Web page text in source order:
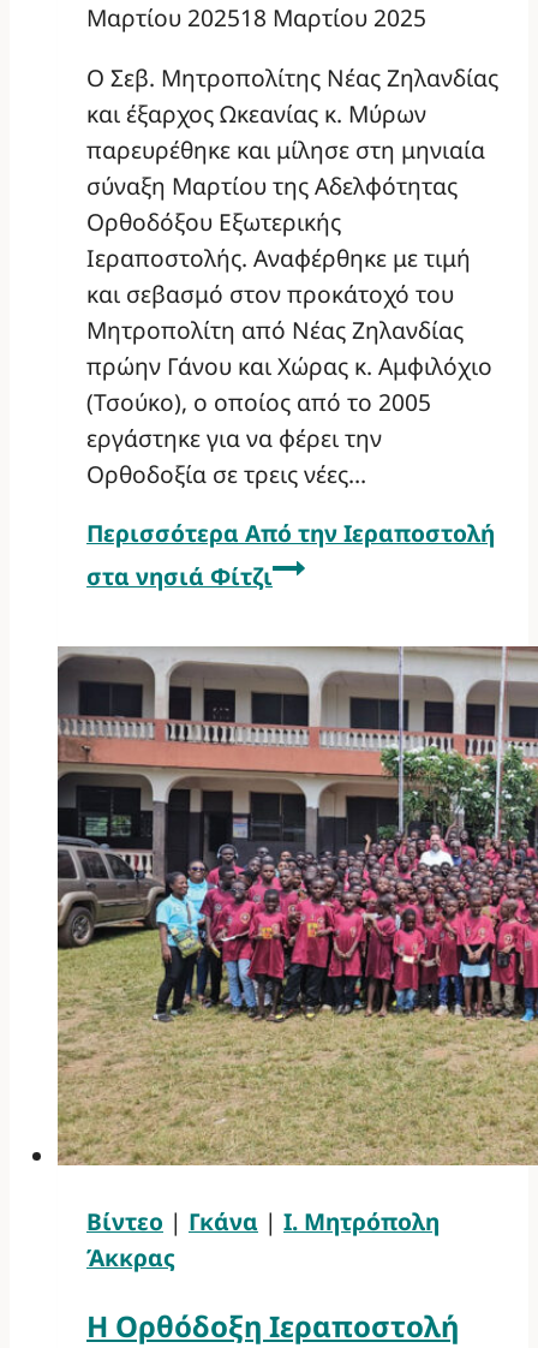
Μαρτίου 202518 Μαρτίου 2025
Ο Σεβ. Μητροπολίτης Νέας Ζηλανδίας
και έξαρχος Ωκεανίας κ. Μύρων
παρευρέθηκε και μίλησε στη μηνιαία
σύναξη Μαρτίου της Αδελφότητας
Ορθοδόξου Εξωτερικής
Ιεραποστολής. Αναφέρθηκε με τιμή
και σεβασμό στον προκάτοχό του
Μητροπολίτη από Νέας Ζηλανδίας
πρώην Γάνου και Χώρας κ. Αμφιλόχιο
(Τσούκο), ο οποίος από το 2005
εργάστηκε για να φέρει την
Ορθοδοξία σε τρεις νέες…
Περισσότερα Από την Ιεραποστολή
στα νησιά Φίτζι
Βίντεο | Γκάνα | Ι. Μητρόπολη
Άκκρας
Η Ορθόδοξη Ιεραποστολή